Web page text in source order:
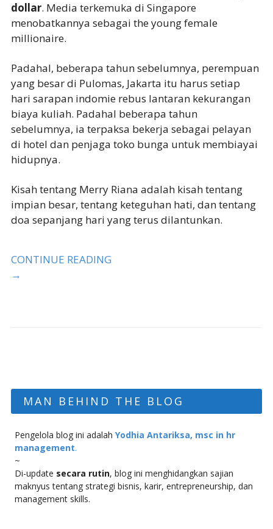
dollar. Media terkemuka di Singapore
menobatkannya sebagai the young female
millionaire.
Padahal, beberapa tahun sebelumnya, perempuan
yang besar di Pulomas, Jakarta itu harus setiap
hari sarapan indomie rebus lantaran kekurangan
biaya kuliah. Padahal beberapa tahun
sebelumnya, ia terpaksa bekerja sebagai pelayan
di hotel dan penjaga toko bunga untuk membiayai
hidupnya.
Kisah tentang Merry Riana adalah kisah tentang
impian besar, tentang keteguhan hati, dan tentang
doa sepanjang hari yang terus dilantunkan.
CONTINUE READING
→
MAN BEHIND THE BLOG
Pengelola blog ini adalah Yodhia Antariksa, msc in hr
management.
~
Di-update secara rutin, blog ini menghidangkan sajian
maknyus tentang strategi bisnis, karir, entrepreneurship, dan
management skills.